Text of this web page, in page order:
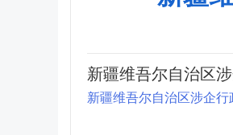
新疆维吾尔自治区
新疆维吾尔自治区涉企